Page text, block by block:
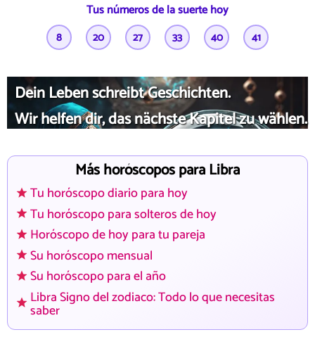
Tus números de la suerte hoy
8 20 27 33 40 41
Dein Leben schreibt Geschichten.
Wir helfen dir, das nächste Kapitel zu wählen.
Más horóscopos para Libra
Tu horóscopo diario para hoy
Tu horóscopo para solteros de hoy
Horóscopo de hoy para tu pareja
Su horóscopo mensual
Su horóscopo para el año
Libra Signo del zodiaco: Todo lo que necesitas
saber